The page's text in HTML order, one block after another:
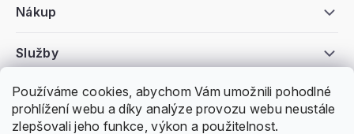
Používáme cookies, abychom Vám umožnili pohodlné
prohlížení webu a díky analýze provozu webu neustále
zlepšovali jeho funkce, výkon a použitelnost.
Všeobecné informace
Nákup
Služby